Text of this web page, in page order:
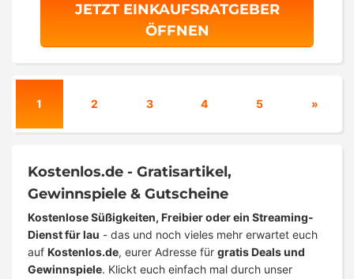
JETZT EINKAUFSRATGEBER
ÖFFNEN
1 2 3 4 5 »
Kostenlos.de - Gratisartikel,
Gewinnspiele & Gutscheine
Kostenlose Süßigkeiten, Freibier oder ein Streaming-
Dienst für lau - das und noch vieles mehr erwartet euch
auf Kostenlos.de, eurer Adresse für gratis Deals und
Gewinnspiele. Klickt euch einfach mal durch unser